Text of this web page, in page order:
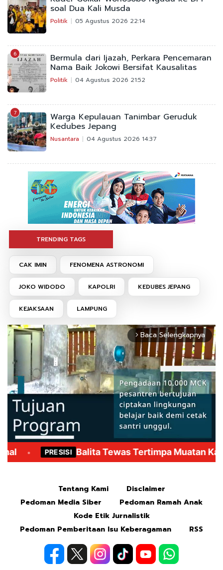
soal Dua Kali Musda
Politik 05 Agustus 2026 22:14
6 Bermula dari Ijazah, Perkara Pencemaran
Nama Baik Jokowi Bersifat Kausalitas
Politik 04 Agustus 2026 21:52
7 Warga Kepulauan Tanimbar Geruduk
Kedubes Jepang
Nusantara 04 Agustus 2026 14:37
TRENDING TAGS
CAK IMIN FENOMENA ASTRONOMI
JOKO WIDODO KAPOLRI KEDUBES JEPANG
KEJAKSAAN LAMPUNG
arrow_forward_ios Baca Selengkapnya
Tentang Kami
Disclaimer
Pedoman Media Siber
Pedoman Ramah Anak
Kode Etik Jurnalistik
Pedoman Pemberitaan Isu Keberagaman
RSS